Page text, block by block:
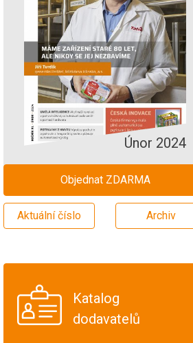
Únor 2024
Objednat ZDARMA
Aktuální číslo Archiv
Katalog
dodavatelů